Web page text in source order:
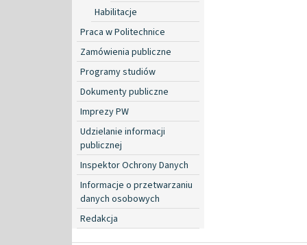
Habilitacje
Praca w Politechnice
Zamówienia publiczne
Programy studiów
Dokumenty publiczne
Imprezy PW
Udzielanie informacji
publicznej
Inspektor Ochrony Danych
Informacje o przetwarzaniu
danych osobowych
Redakcja